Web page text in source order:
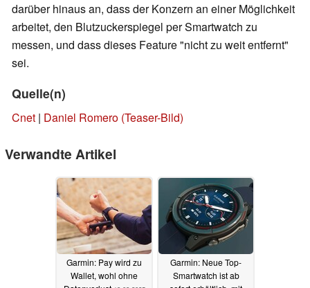
darüber hinaus an, dass der Konzern an einer Möglichkeit
arbeitet, den Blutzuckerspiegel per Smartwatch zu
messen, und dass dieses Feature "nicht zu weit entfernt"
sei.
Quelle(n)
Cnet | Daniel Romero (Teaser-Bild)
Verwandte Artikel
Garmin: Pay wird zu
Wallet, wohl ohne
Garmin: Neue Top-
Smartwatch ist ab